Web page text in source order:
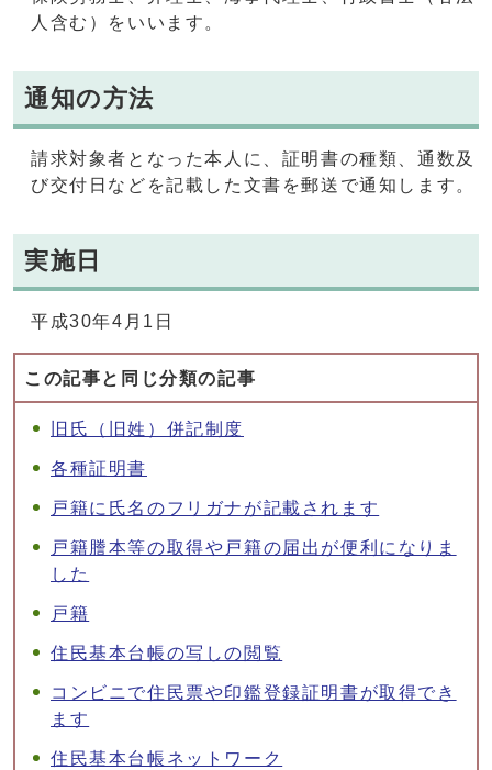
人含む）をいいます。
通知の方法
請求対象者となった本人に、証明書の種類、通数及
び交付日などを記載した文書を郵送で通知します。
実施日
平成30年4月1日
この記事と同じ分類の記事
旧氏（旧姓）併記制度
各種証明書
戸籍に氏名のフリガナが記載されます
戸籍謄本等の取得や戸籍の届出が便利になりま
した
戸籍
住民基本台帳の写しの閲覧
コンビニで住民票や印鑑登録証明書が取得でき
ます
住民基本台帳ネットワーク